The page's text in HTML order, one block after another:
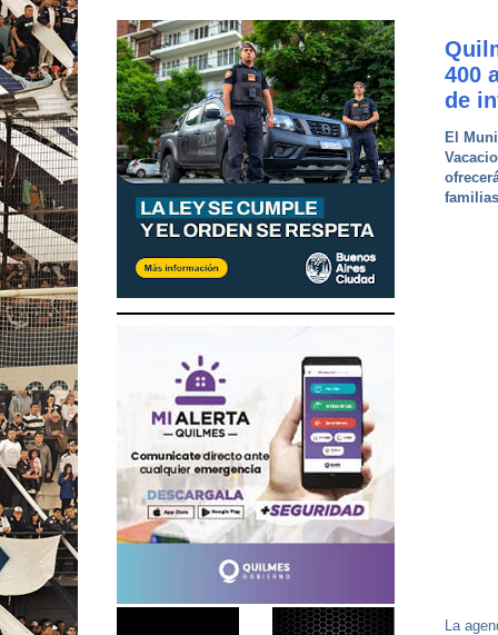
400
de
El
La